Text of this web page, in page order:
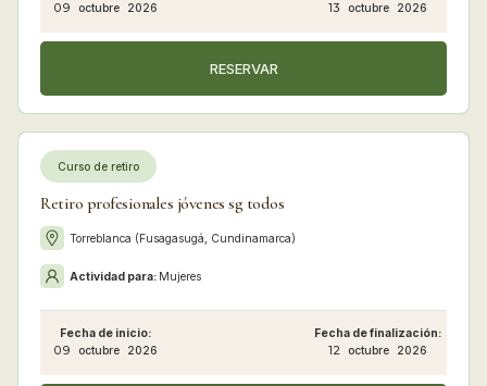
09 octubre 2026 13 octubre 2026
RESERVAR
Curso de retiro
Retiro profesionales jóvenes sg todos
Torreblanca (Fusagasugá, Cundinamarca)
Actividad para: Mujeres
Fecha de inicio:
09 octubre 2026
Fecha de finalización:
12 octubre 2026